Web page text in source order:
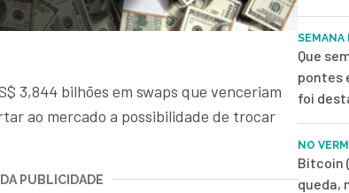
3,844 bilhões em swaps que venceriam
ao mercado a possibilidade de trocar
PUBLICIDADE
SEMANA
Que
pontes
foi
NO
Bitcoin
queda,